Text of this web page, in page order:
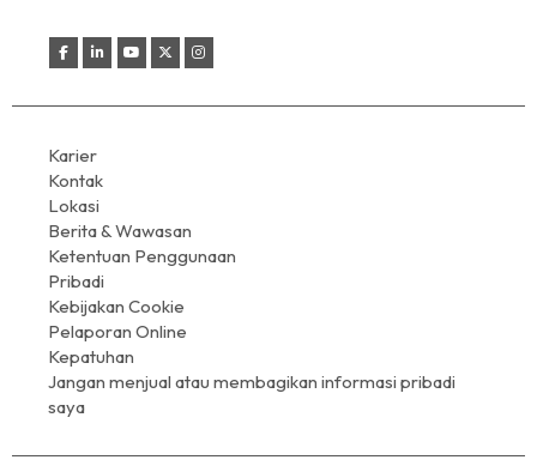
Karier
Kontak
Lokasi
Berita & Wawasan
Ketentuan Penggunaan
Pribadi
Kebijakan Cookie
Pelaporan Online
Kepatuhan
Jangan menjual atau membagikan informasi pribadi
saya